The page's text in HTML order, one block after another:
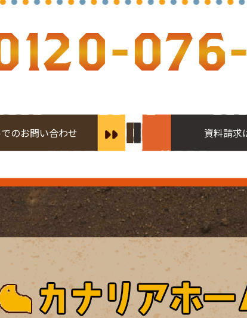
のお問い合わせ 資料請求